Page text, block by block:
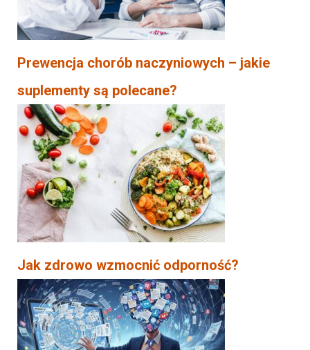
Prewencja chorób naczyniowych – jakie
suplementy są polecane?
Jak zdrowo wzmocnić odporność?